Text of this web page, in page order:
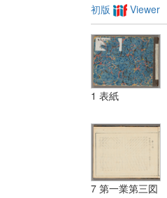
初版 Viewer
1 表紙
7 第一業第三図